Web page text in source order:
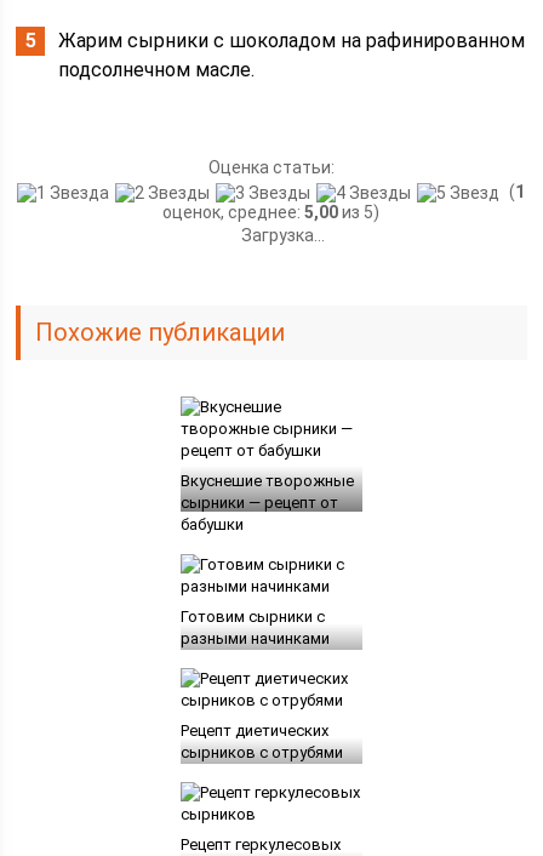
Жарим сырники с шоколадом на рафинированном
подсолнечном масле.
Оценка статьи:
(1
оценок, среднее:5,00из 5)
Загрузка...
Похожие публикации
Вкуснешие творожные
сырники — рецепт от
бабушки
Готовим сырники с
разными начинками
Рецепт диетических
сырников с отрубями
Рецепт геркулесовых